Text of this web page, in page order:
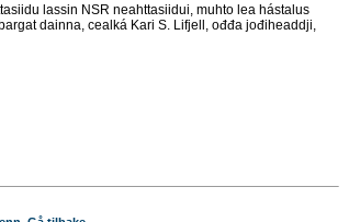
lassin NSR neahttasiidui, muhto lea hástalus
dainna, cealká Kari S. Lifjell, ođđa jođiheaddji,